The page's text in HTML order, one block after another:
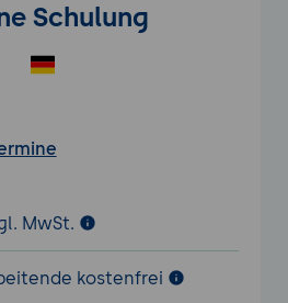
Schulung
MwSt.
kostenfrei